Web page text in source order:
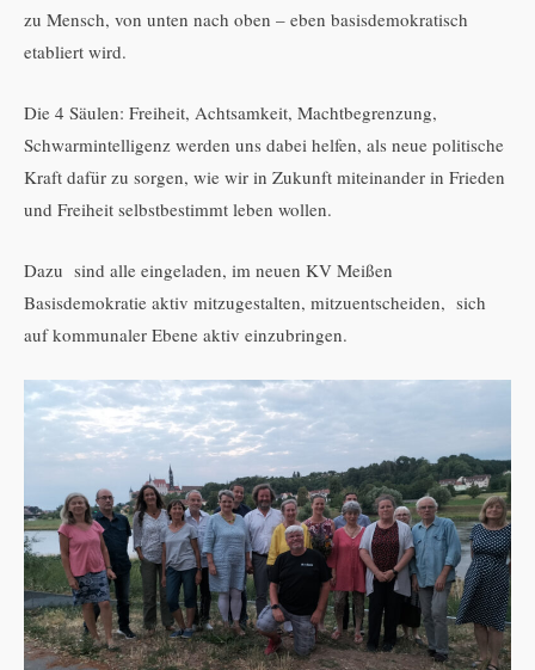
zu Mensch, von unten nach oben – eben basisdemokratisch
etabliert wird.
Die 4 Säulen: Freiheit, Achtsamkeit, Machtbegrenzung,
Schwarmintelligenz werden uns dabei helfen, als neue politische
Kraft dafür zu sorgen, wie wir in Zukunft miteinander in Frieden
und Freiheit selbstbestimmt leben wollen.
Dazu sind alle eingeladen, im neuen KV Meißen
Basisdemokratie aktiv mitzugestalten, mitzuentscheiden, sich
auf kommunaler Ebene aktiv einzubringen.